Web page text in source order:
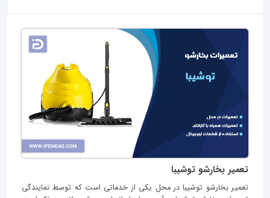
تعمیر بخارشو توشیبا
تعمیر بخارشو توشیبا در محل یکی از خدماتی است که توسط نمایندگی